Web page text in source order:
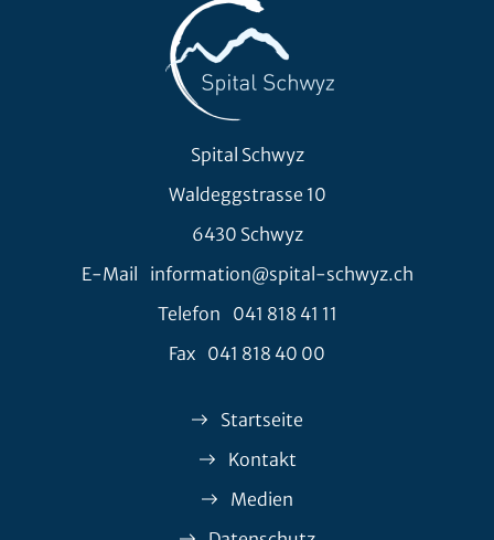
Spital Schwyz
Waldeggstrasse 10
6430 Schwyz
E-Mail
information@spital-schwyz.ch
Telefon
041 818 41 11
Fax 041 818 40 00
Startseite
Kontakt
Medien